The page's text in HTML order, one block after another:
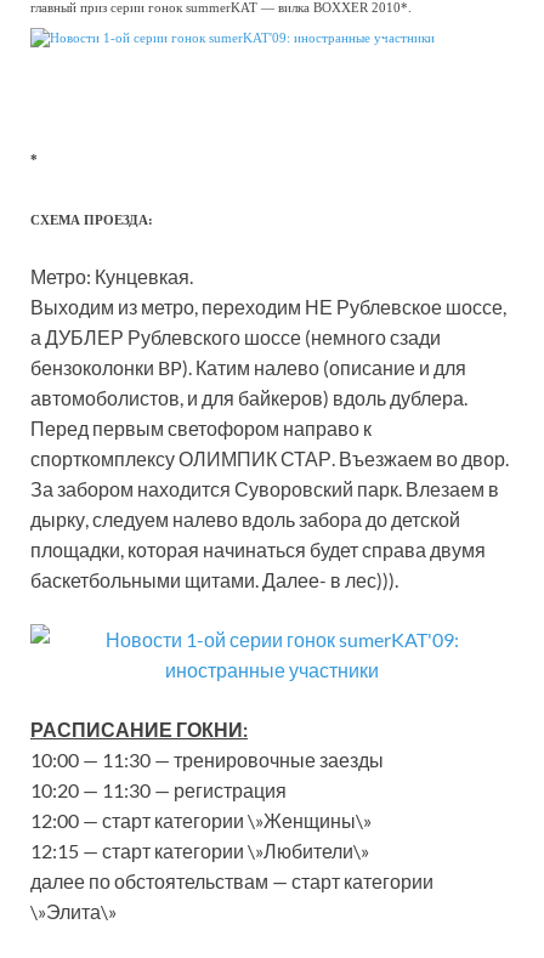
главный приз серии гонок summerKAT — вилка BOXXER 2010*.
*
СХЕМА ПРОЕЗДА:
Метро: Кунцевкая.
Выходим из метро, переходим НЕ Рублевское шоссе,
а ДУБЛЕР Рублевского шоссе (немного сзади
бензоколонки BP). Катим налево (описание и для
автомоболистов, и для байкеров) вдоль дублера.
Перед первым светофором направо к
спорткомплексу ОЛИМПИК СТАР. Въезжаем во двор.
За забором находится Суворовский парк. Влезаем в
дырку, следуем налево вдоль забора до детской
площадки, которая начинаться будет справа двумя
баскетбольными щитами. Далее- в лес))).
РАСПИСАНИЕ ГОКНИ:
10:00 — 11:30 — тренировочные заезды
10:20 — 11:30 — регистрация
12:00 — старт категории \»Женщины\»
12:15 — старт категории \»Любители\»
далее по обстоятельствам — старт категории
\»Элита\»